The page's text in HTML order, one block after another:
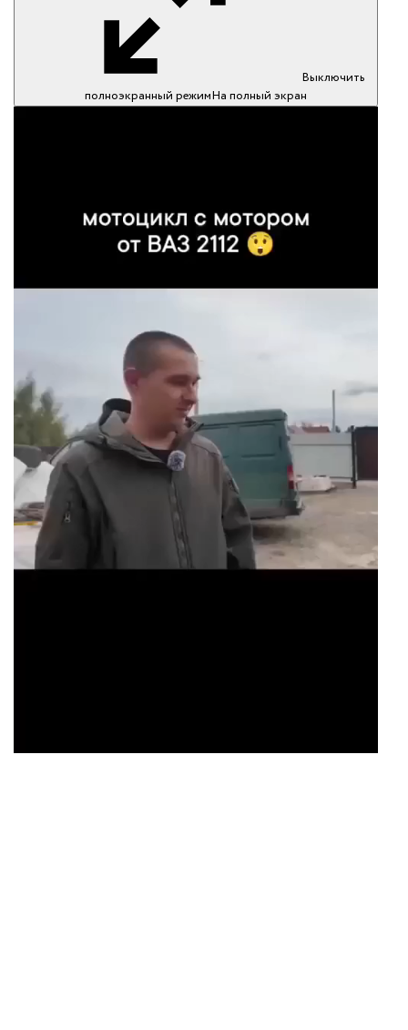
Выключить
полноэкранный режимНа полный экран